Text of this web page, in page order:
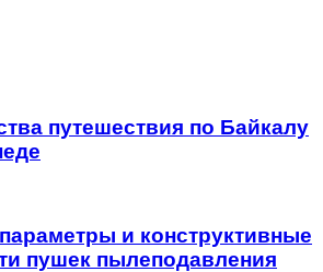
путешествия по Байкалу
и конструктивные
пушек пылеподавления